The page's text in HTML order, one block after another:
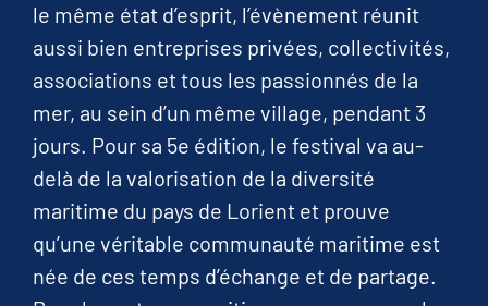
le même état d’esprit, l’évènement réunit
aussi bien entreprises privées, collectivités,
associations et tous les passionnés de la
mer, au sein d’un même village, pendant 3
jours. Pour sa 5e édition, le festival va au-
delà de la valorisation de la diversité
maritime du pays de Lorient et prouve
qu’une véritable communauté maritime est
née de ces temps d’échange et de partage.